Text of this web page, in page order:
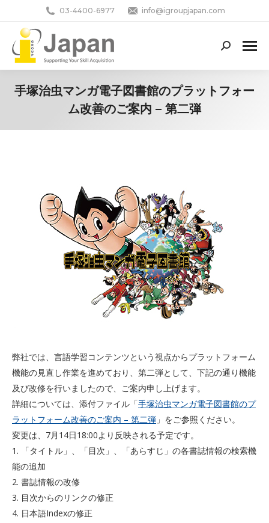
03-4400-6977 info@igroupjapan.com
Search:
手塚治虫マンガ電子図書館のプラットフォー
ム改善のご案内 – 第二弾
弊社では、言語学習コンテンツという視点からプラットフォーム
機能の見直し作業を進めており、第二弾として、下記の通り機能
及び改修を行いましたので、ご案内申し上げます。
詳細については、添付ファイル「手塚治虫マンガ電子図書館のプ
ラットフォーム改善のご案内 – 第二弾 」をご参照ください。
変更は、7月14日18:00より反映される予定です。
1. 「タイトル」、「目次」、「あらすじ」の各書誌情報の検索機
能の追加
2. 書誌情報の改修
3. 目次からのリンクの修正
4. 日本語Indexの修正